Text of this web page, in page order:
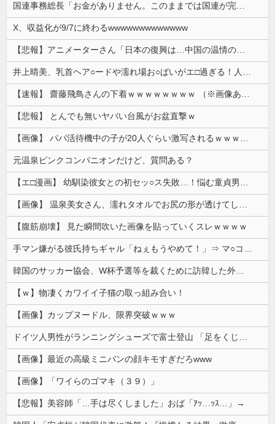
国連事務総長「お金がありません。このままでは国連が完全崩壊します。助けて下さい」
X、収益化が9/7に終わるwwwwwwwwwwwww
【悲報】アニメーターさん「日本の復興は…中国の温情のおかげだ！」 ← 突っ込み殺到 ｗｗｗｗｗｗｗｗｗ
井上晴美、乳首ヘア○ードや濡れ場お○ぱいがエ□過ぎる！人生最後のラスト写真集、最高！！
【速報】 齋藤飛鳥さんの下着ｗｗｗｗｗｗｗｗ （※画像あり）
【悲報】 とんでも無いヤバい台風がお盆直撃ｗ
【画像】 パパ活待機中の子が20人ぐらい激写されるｗｗｗｗｗｗｗｗｗｗｗ
元温泉ピンクコンパニオンだけど、質問ある？
【エ□漫画】 幼馴染彼女との初セッ○ス失敗…！悩む童貞男子にクラスメイトのギャルJKが優しく近づきオチ○ポよしよしされちゃう…！
【画像】 温泉美女さん、濡れタオルでお尻の形が透けてしまう
【腹筋崩壊】 見た瞬間吹いた画像を貼っていくスレｗｗｗｗ
手マン嫌がる彼氏持ちギャル「ねぇもうやめて！」⇒ マ○コは正直だった結果…
韓国のサッカー協会、W杯予選等を裁くために訪韓した外国人審判を「性接待」していた……大して強くもないチームが潤沢な予算を持ってりゃそうなるわな
【ｗ】物凄くカワイイ子猫の取っ組み合い！
【画像】カップヌードル、限界突破ｗｗｗ
ドイツ人男性がランニングシューズで富士登山 「足をくじいて動けない」
【画像】最近の高級ミニバンの顔キモすぎだろwww
【画像】「ワイらのゴマキ（３９）」
【悲報】美容師「…手は尽くしました」おば「ｱｯ…ｯｽ…」→